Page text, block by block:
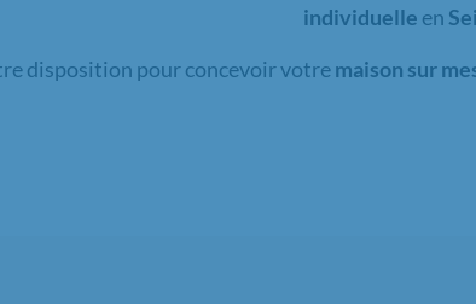
individuelle en
disposition pour concevoir votremaison sur